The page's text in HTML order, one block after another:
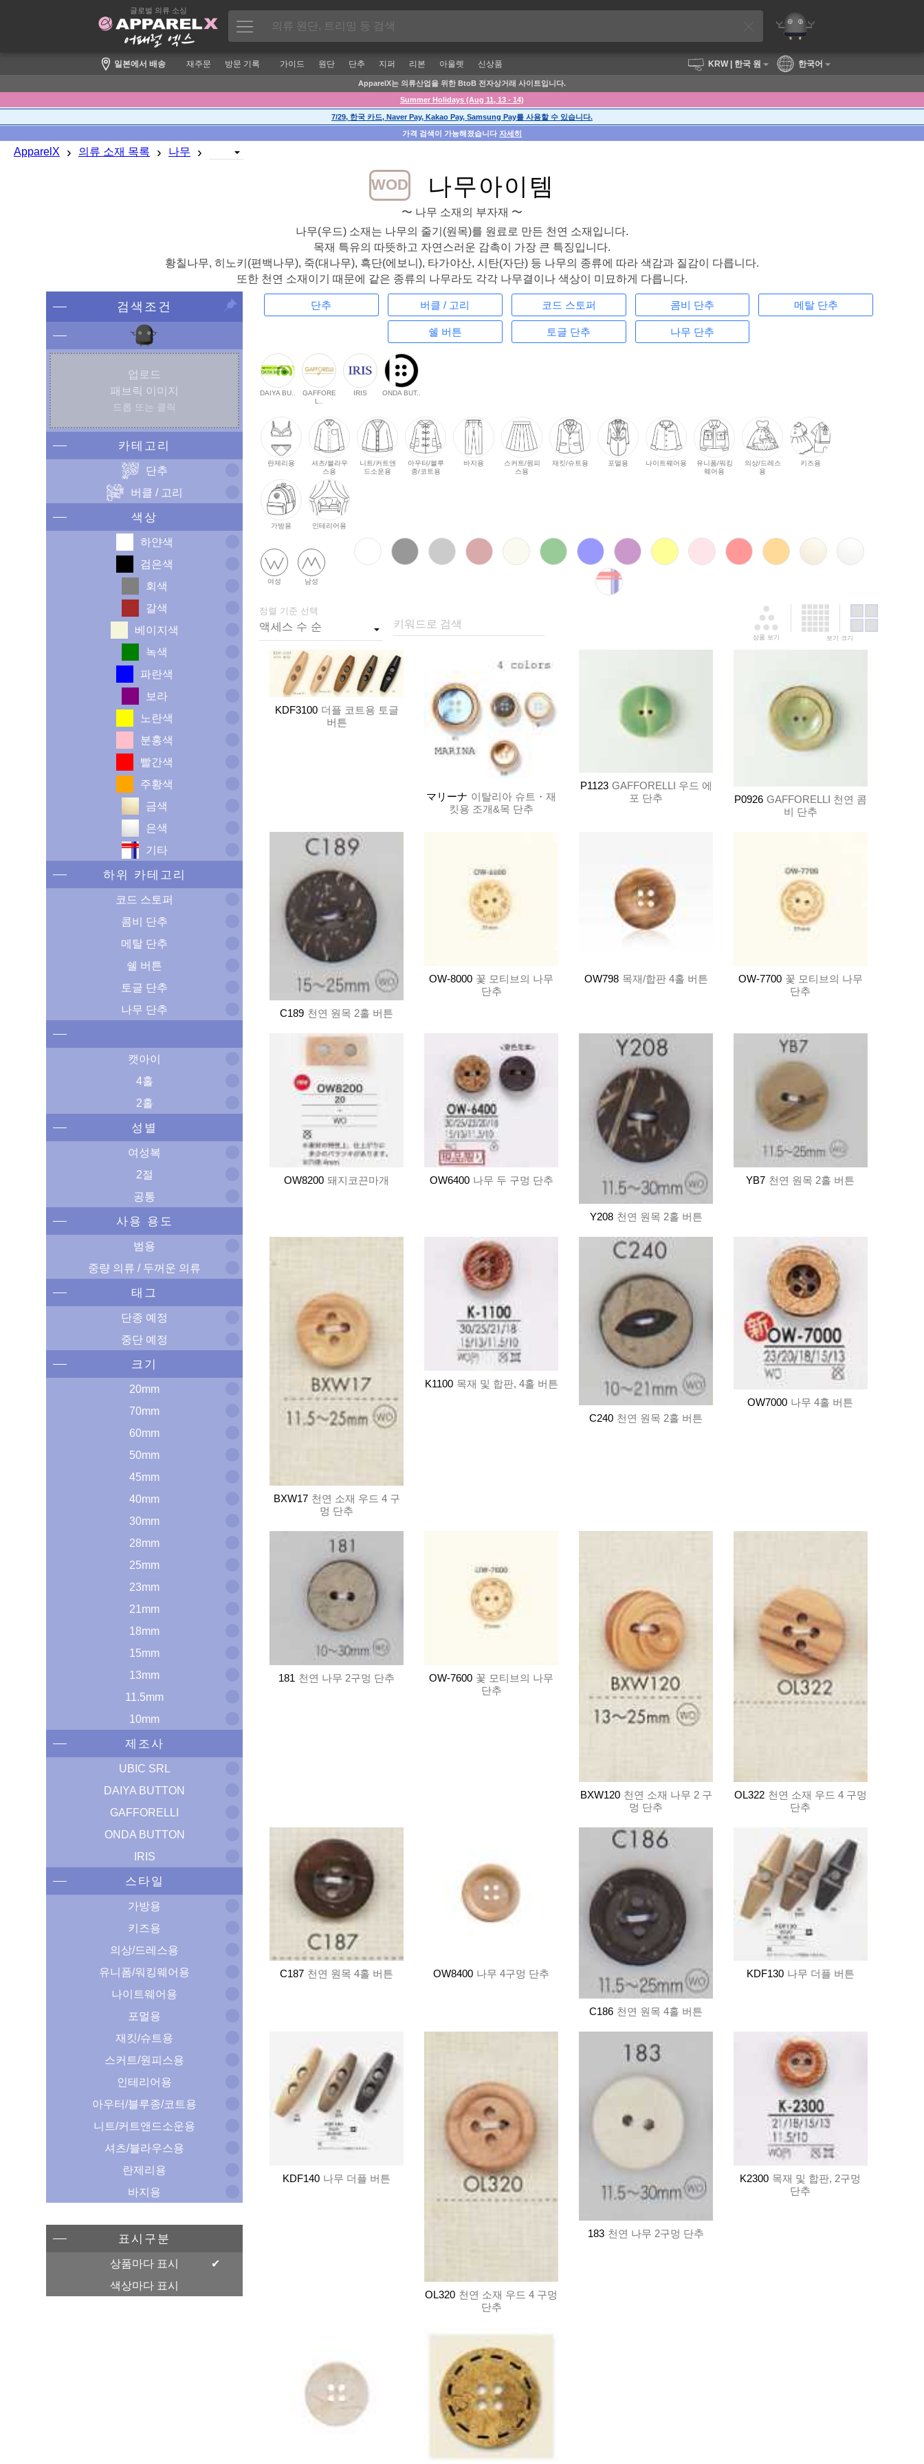
글로벌 의류 소싱
일본에서 배송 재주문 방문 기록 가이드 원단 단추 지퍼 리본 아울렛 신상품 KRW| 한국 원 한국어
ApparelX는 의류산업을 위한 BtoB 전자상거래 사이트입니다.
Summer Holidays (Aug 11, 13 - 14)
7/29, 한국 카드, Naver Pay, Kakao Pay, Samsung Pay를 사용할 수 있습니다.
가격 검색이 가능해졌습니다 자세히
ApparelX › 의류 소재 목록 › 나무 ›
WOD 나무아이템
〜 나무 소재의 부자재 〜
나무(우드) 소재는 나무의 줄기(원목)를 원료로 만든 천연 소재입니다.
목재 특유의 따뜻하고 자연스러운 감촉이 가장 큰 특징입니다.
황칠나무, 히노키(편백나무), 죽(대나무), 흑단(에보니), 타가야산, 시탄(자단) 등 나무의 종류에 따라 색감과 질감이 다릅니다.
또한 천연 소재이기 때문에 같은 종류의 나무라도 각각 나무결이나 색상이 미묘하게 다릅니다.
검색조건
업로드
패브릭 이미지
드롭 또는 클릭
카테고리
단추
버클 / 고리
색상
하얀색
검은색
회색
갈색
베이지색
녹색
파란색
보라
노란색
분홍색
빨간색
주황색
금색
은색
기타
하위 카테고리
코드 스토퍼
콤비 단추
메탈 단추
쉘 버튼
토글 단추
나무 단추
캣아이
4홀
2홀
성별
여성복
2절
공통
사용 용도
범용
중량 의류 / 두꺼운 의류
태그
단종 예정
중단 예정
크기
20mm
70mm
60mm
50mm
45mm
40mm
30mm
28mm
25mm
23mm
21mm
18mm
15mm
13mm
11.5mm
10mm
제조사
UBIC SRL
DAIYA BUTTON
GAFFORELLI
ONDA BUTTON
IRIS
스타일
가방용
키즈용
의상/드레스용
유니폼/워킹웨어용
나이트웨어용
포멀용
재킷/슈트용
스커트/원피스용
인테리어용
아우터/블루종/코트용
니트/커트앤드소운용
셔츠/블라우스용
란제리용
바지용
표시구분
상품마다 표시
색상마다 표시
단추 버클 / 고리 코드 스토퍼 콤비 단추 메탈 단추
쉘 버튼 토글 단추 나무 단추
DAIYA BU..
GAFFORE
L..
IRIS ONDA BUT..
란제리용
셔츠/블라우
스용
니트/커트앤
드소운용
아우터/블루
종/코트용
바지용
스커트/원피
스용
재킷/슈트용 포멀용 나이트웨어용
유니폼/워킹
웨어용
의상/드레스
용
키즈용
가방용 인테리어용
여성 남성
정렬 기준 선택
키워드로 검색
상품 보기 보기 크기
KDF3100 더플 코트용 토글
버튼
マリーナ 이탈리아 슈트・재
킷용 조개&목 단추
P1123 GAFFORELLI 우드 에
포 단추
P0926 GAFFORELLI 천연 콤
비 단추
C189 천연 원목 2홀 버튼
OW-8000 꽃 모티브의 나무
단추
OW798 목재/합판 4홀 버튼 OW-7700 꽃 모티브의 나무
단추
OW8200 돼지코끈마개 OW6400 나무 두 구멍 단추
Y208 천연 원목 2홀 버튼
YB7 천연 원목 2홀 버튼
BXW17 천연 소재 우드 4 구
멍 단추
K1100 목재 및 합판, 4홀 버튼
C240 천연 원목 2홀 버튼
OW7000 나무 4홀 버튼
181 천연 나무 2구멍 단추 OW-7600 꽃 모티브의 나무
단추
BXW120 천연 소재 나무 2 구
멍 단추
OL322 천연 소재 우드 4 구멍
단추
C187 천연 원목 4홀 버튼 OW8400 나무 4구멍 단추
C186 천연 원목 4홀 버튼
KDF130 나무 더플 버튼
KDF140 나무 더플 버튼
OL320 천연 소재 우드 4 구멍
단추
183 천연 나무 2구멍 단추
K2300 목재 및 합판, 2구멍
단추